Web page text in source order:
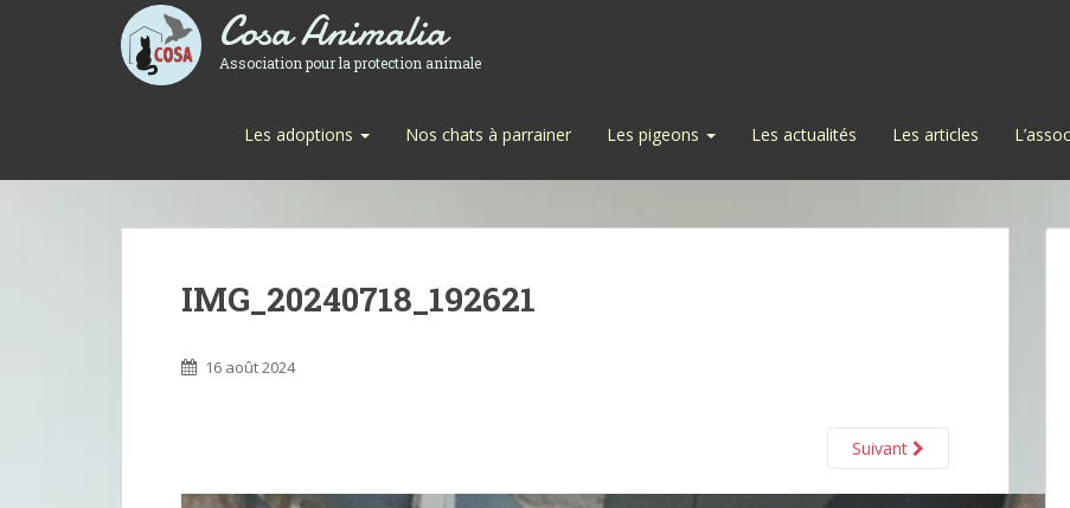
Cosa Animalia
Association pour la protection animale
Les adoptions Nos chats à parrainer Les pigeons Les actualités Les articles
IMG_20240718_192621
16 août 2024
Suivant